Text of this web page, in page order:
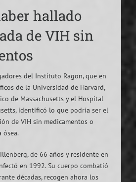
hallado
de VIH sin
del Instituto Ragon, que en
de la Universidad de Harvard,
de Massachusetts y el Hospital
identificó lo que podría ser el
de VIH sin medicamentos o
ósea.
de 66 años y residente en
en 1992. Su cuerpo combatió
décadas, recogen ahora los